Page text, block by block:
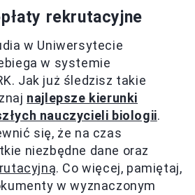
rekrutacyjne
w Uniwersytecie
w systemie
Jak już śledzisz takie
najlepsze kierunki
nauczycieli biologii.
się, że na czas
niezbędne dane oraz
. Co więcej, pamiętaj,
w wyznaczonym